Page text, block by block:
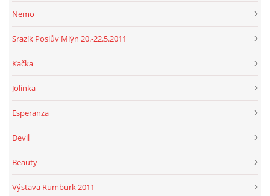
Nemo
Srazík Poslův Mlýn 20.-22.5.2011
Kačka
Jolinka
Esperanza
Devil
Beauty
Výstava Rumburk 2011